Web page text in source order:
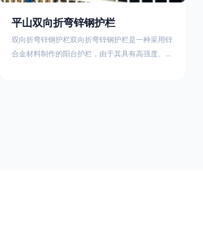
平山双向折弯锌钢护栏
双向折弯锌钢护栏双向折弯锌钢护栏是一种采用锌
合金材料制作的阳台护栏，由于其具有高强度、高